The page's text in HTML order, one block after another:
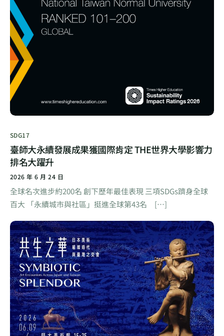
SDG17
臺師大永續發展成果獲國際肯定 THE世界大學影響力
排名大躍升
2026 年 6 月 24 日
全球名次進步約200名 創下歷年最佳表現 三項SDGs躋身全球
百大 「永續城市與社區」挺進全球第43名 […]